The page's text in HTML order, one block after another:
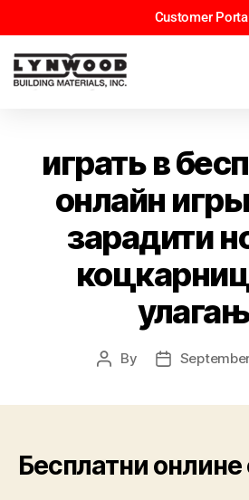
Customer Portal
играть в
онлайн
зарадити
By
Бесплатни онлине